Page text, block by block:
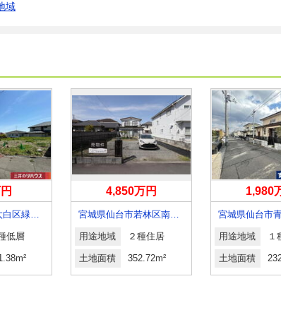
域
宮城県仙台市太白区緑ケ丘３
低層
4,850万円
宮城県仙台市若林区南小泉３
用途地域 ２種住居
土地面積 352.72m²
1,980
用途地域 １
土地面積